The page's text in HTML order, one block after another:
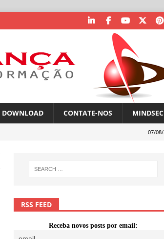
DOWNLOAD CONTATE-NOS MINDSEC
07/
RSS FEED
Receba novos posts por email: